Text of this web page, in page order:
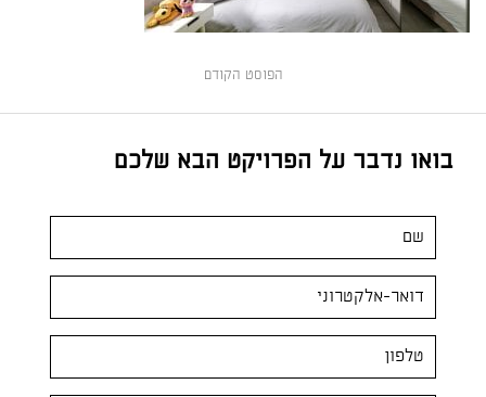
הפוסט הקודם
בואו נדבר על הפרויקט הבא שלכם